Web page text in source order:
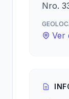
Nro.
Ver